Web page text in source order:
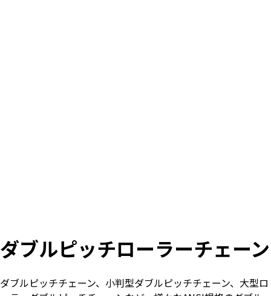
ダブルピッチローラーチェーン
ダブルピッチチェーン、小判型ダブルピッチチェーン、大型ロ